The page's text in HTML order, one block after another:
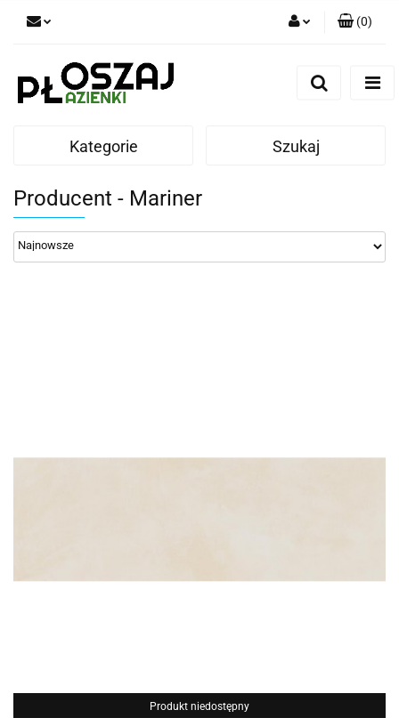
Zgody cookies
(0)
Kategorie Szukaj
Producent - Mariner
Produkt niedostępny